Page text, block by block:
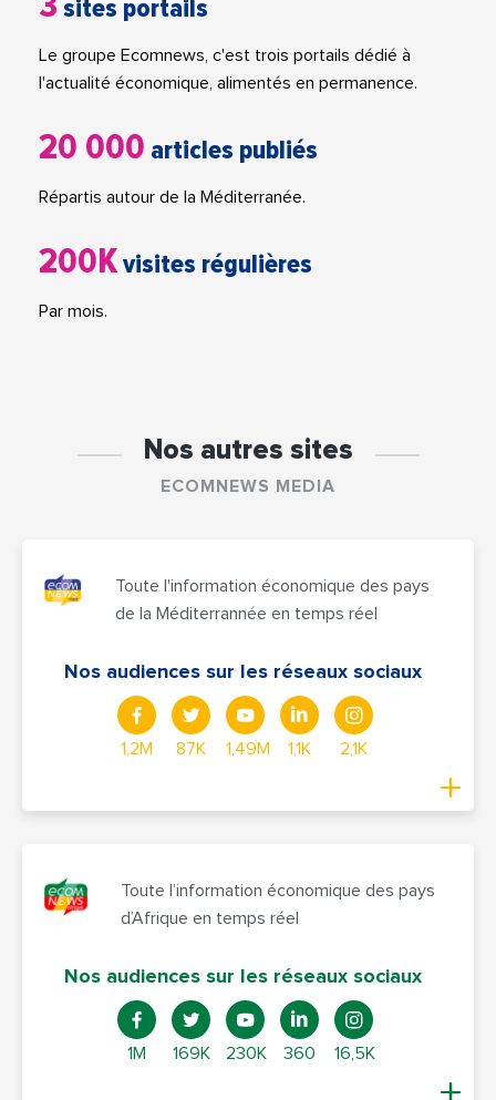
sites portails
Le groupe Ecomnews, c'est trois portails dédié à
l'actualité économique, alimentés en permanence.
20 000 articles publiés
Répartis autour de la Méditerranée.
200Kvisites régulières
Par mois.
Nos autres sites
ECOMNEWS MEDIA
Toute l'information économique des pays
de la Méditerrannée en temps réel
Nos audiences sur les réseaux sociaux
1,2M 87K 1,49M 1,1K 2,1K
Toute l’information économique des pays
d’Afrique en temps réel
Nos audiences sur les réseaux sociaux
1M 169K 230K 360 16,5K